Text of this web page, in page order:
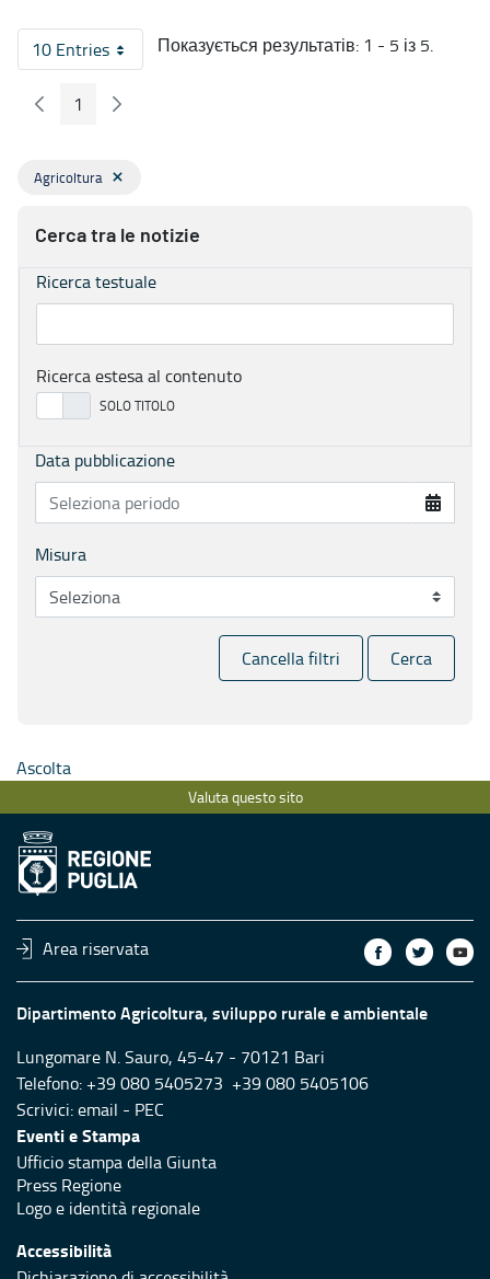
10 EntriesНа сторінку
Показується результатів: 1 - 5 із 5.
Попередні сторінка
Сторінка
1 Наступна сторінка
Agricoltura
Cerca tra le notizie
Ricerca testuale
Ricerca estesa al contenuto
Data pubblicazione
Misura
Cancella filtri Cerca
Ascolta
Valuta questo sito
Area riservata
Dipartimento Agricoltura, sviluppo rurale e ambientale
Lungomare N. Sauro, 45-47 - 70121 Bari
Telefono: +39 080 5405273 +39 080 5405106
Scrivici:email - PEC
Eventi e Stampa
Ufficio stampa della Giunta
Press Regione
Logo e identità regionale
Accessibilità